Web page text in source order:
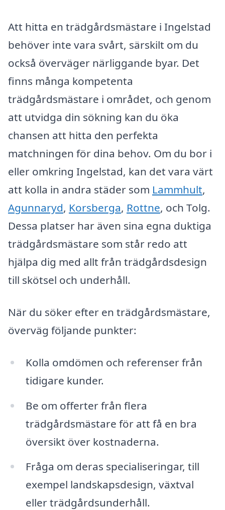
Att hitta en trädgårdsmästare i Ingelstad
behöver inte vara svårt, särskilt om du
också överväger närliggande byar. Det
finns många kompetenta
trädgårdsmästare i området, och genom
att utvidga din sökning kan du öka
chansen att hitta den perfekta
matchningen för dina behov. Om du bor i
eller omkring Ingelstad, kan det vara värt
att kolla in andra städer som Lammhult,
Agunnaryd, Korsberga, Rottne, och Tolg.
Dessa platser har även sina egna duktiga
trädgårdsmästare som står redo att
hjälpa dig med allt från trädgårdsdesign
till skötsel och underhåll.
När du söker efter en trädgårdsmästare,
överväg följande punkter:
Kolla omdömen och referenser från
tidigare kunder.
Be om offerter från flera
trädgårdsmästare för att få en bra
översikt över kostnaderna.
Fråga om deras specialiseringar, till
exempel landskapsdesign, växtval
eller trädgårdsunderhåll.